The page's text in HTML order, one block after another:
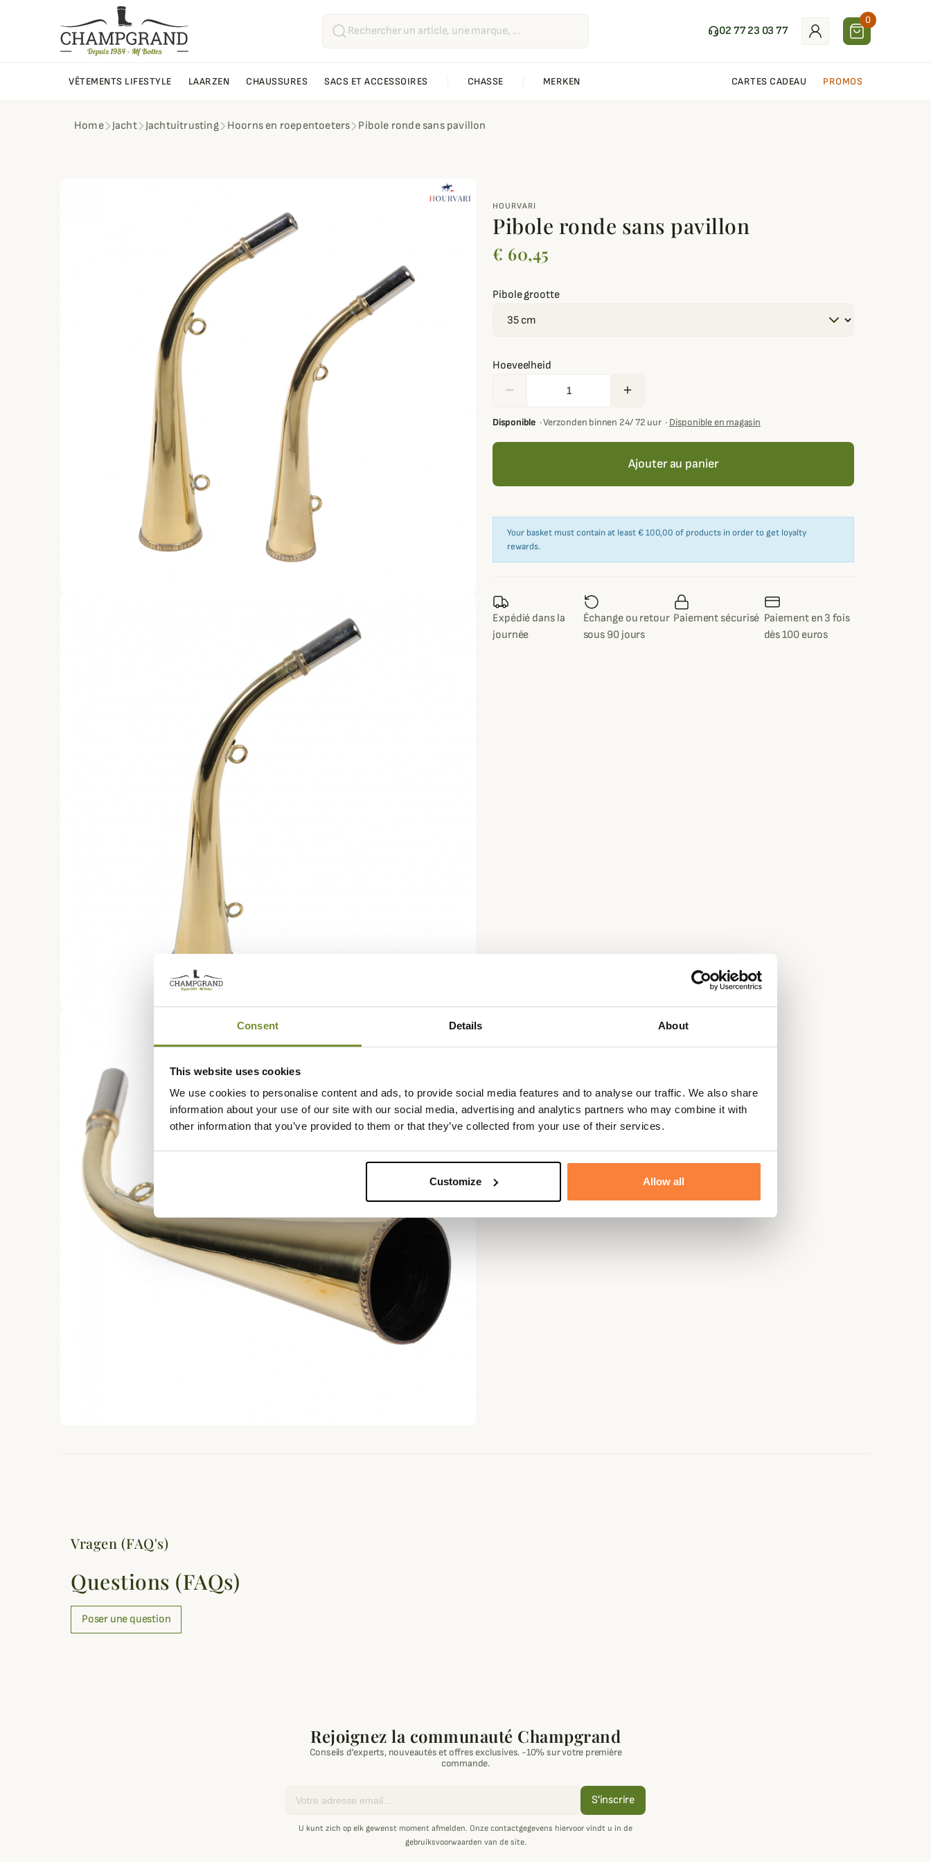
Consent Details About
This website uses cookies
We use cookies to personalise content and ads, to provide social media features and to analyse our traffic. We also share
information about your use of our site with our social media, advertising and analytics partners who may combine it with
other information that you’ve provided to them or that they’ve collected from your use of their services.
Customize Allow all
02 77 23 03 77
0
VÊTEMENTS LIFESTYLE LAARZEN CHAUSSURES SACS ET ACCESSOIRES CHASSE MERKEN CARTES CADEAU PROMOS
Home Jacht Jachtuitrusting Hoorns en roepentoeters Pibole ronde sans pavillon
HOURVARI
Pibole ronde sans pavillon
€ 60,45
Pibole grootte
Hoeveelheid
remove add
Disponible ·Verzonden binnen 24/ 72 uur· Disponible en magasin
Ajouter au panier
Your basket must contain at least € 100,00 of products in order to get loyalty
rewards.
Expédié dans la
journée
Échange ou retour
sous 90 jours
Paiement sécurisé Paiement en 3 fois
dès 100 euros
Vragen (FAQ's)
Questions (FAQs)
Poser une question
Rejoignez la communauté Champgrand
Conseils d'experts, nouveautés et offres exclusives. -10% sur votre première
commande.
S'inscrire
U kunt zich op elk gewenst moment afmelden. Onze contactgegevens hiervoor vindt u in de
gebruiksvoorwaarden van de site.